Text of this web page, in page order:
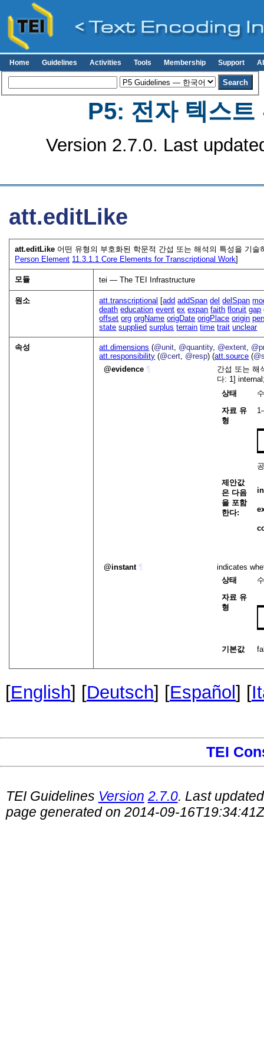
Home Guidelines Activities Tools Membership Support
P5: 전자 텍스트
Version 2.7.0. Last
att.editLike
att.editLike 어떤 유형의 부호화된 학문적 간섭 또는 해석의 특성을 기술
Person Element 11.3.1.1Core Elements for Transcriptional Work]
모듈 tei — The TEI Infrastructure
원소 att.transcriptional [add addSpan del delSpan
death education event ex expan faith floruit gap
offset org orgName origDate origPlace origin
state supplied surplus terrain time trait unclear
속성 att.dimensions (@unit, @quantity, @extent,
att.responsibility (@cert, @resp) (att.source (
evidence ¶
간섭 또는 해
다: 1]
상태
자료 유
형
제안값
은 다음
을 포함
한다:
instant ¶
indicates
상태
자료 유
형
기본값
[English] [Deutsch] [Español ] [
TEI
TEI Guidelines Version 2.7.0. Last
page generated on 2014-09-16T19:34:41Z